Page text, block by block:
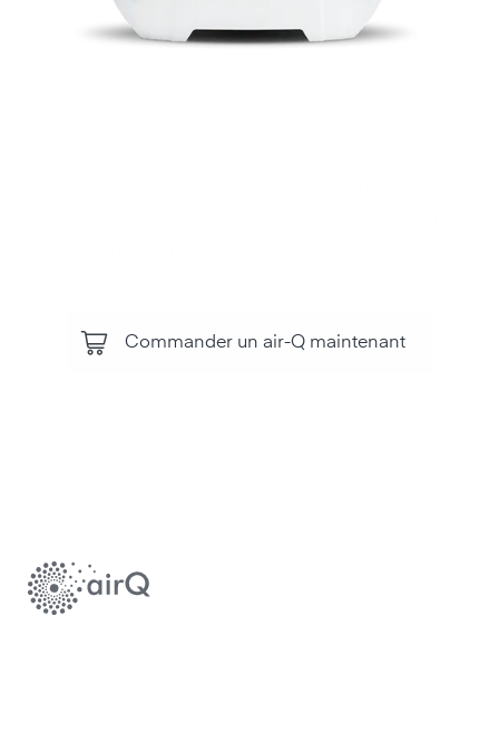
Commander un air-Q maintenant